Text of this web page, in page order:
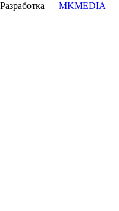
Разработка — MKMEDIA